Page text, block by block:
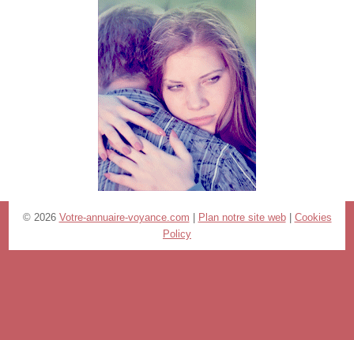
© 2026 Votre-annuaire-voyance.com Plan notre site web| Cookies
Policy